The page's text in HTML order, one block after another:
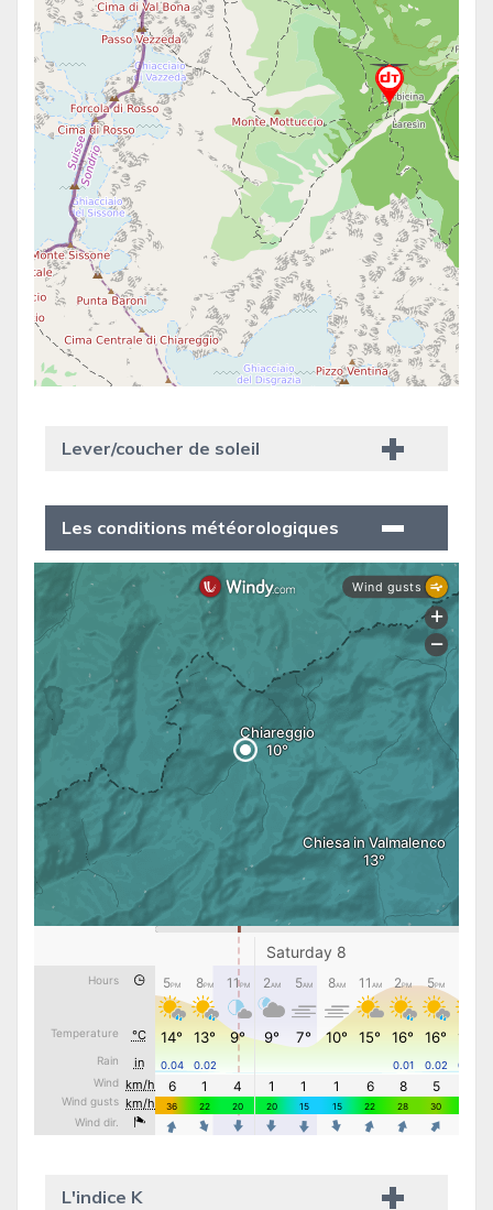
Lever/coucher de soleil
Les conditions météorologiques
L'indice K